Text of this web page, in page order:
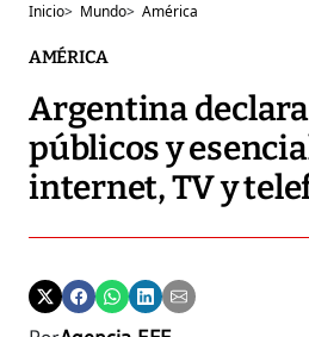
Inicio> Mundo> América
AMÉRICA
Argentina
públicos y
internet, TV y